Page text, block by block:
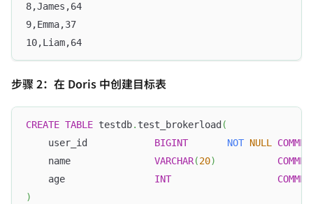
8,James,64
9,Emma,37
10,Liam,64
步骤 2：在 Doris 中创建目标表
CREATE TABLE testdb. test_brokerload(
    user_id
BIGINT NOT NULL
    name
VARCHAR(20)
    age
INT
)